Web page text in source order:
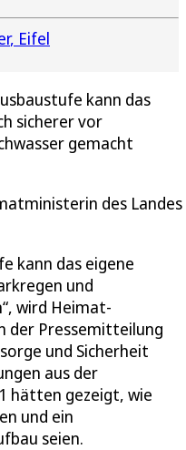
Eifel
kann das
sicherer vor
gemacht
des Landes
kann das eigene
und
wird Heimat-
der Pressemitteilung
und Sicherheit
aus der
hätten gezeigt, wie
und ein
seien.